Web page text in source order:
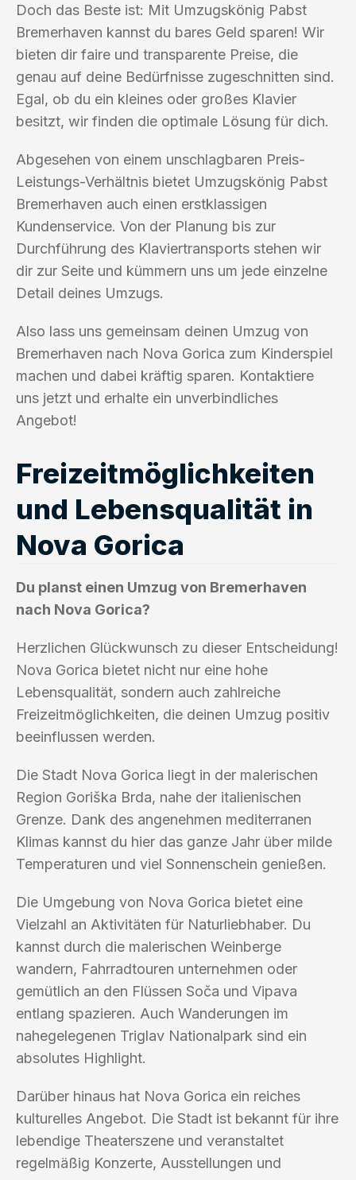
Doch das Beste ist: Mit Umzugskönig Pabst
Bremerhaven kannst du bares Geld sparen! Wir
bieten dir faire und transparente Preise, die
genau auf deine Bedürfnisse zugeschnitten sind.
Egal, ob du ein kleines oder großes Klavier
besitzt, wir finden die optimale Lösung für dich.
Abgesehen von einem unschlagbaren Preis-
Leistungs-Verhältnis bietet Umzugskönig Pabst
Bremerhaven auch einen erstklassigen
Kundenservice. Von der Planung bis zur
Durchführung des Klaviertransports stehen wir
dir zur Seite und kümmern uns um jede einzelne
Detail deines Umzugs.
Also lass uns gemeinsam deinen Umzug von
Bremerhaven nach Nova Gorica zum Kinderspiel
machen und dabei kräftig sparen. Kontaktiere
uns jetzt und erhalte ein unverbindliches
Angebot!
Freizeitmöglichkeiten
und Lebensqualität in
Nova Gorica
Du planst einen Umzug von Bremerhaven
nach Nova Gorica?
Herzlichen Glückwunsch zu dieser Entscheidung!
Nova Gorica bietet nicht nur eine hohe
Lebensqualität, sondern auch zahlreiche
Freizeitmöglichkeiten, die deinen Umzug positiv
beeinflussen werden.
Die Stadt Nova Gorica liegt in der malerischen
Region Goriška Brda, nahe der italienischen
Grenze. Dank des angenehmen mediterranen
Klimas kannst du hier das ganze Jahr über milde
Temperaturen und viel Sonnenschein genießen.
Die Umgebung von Nova Gorica bietet eine
Vielzahl an Aktivitäten für Naturliebhaber. Du
kannst durch die malerischen Weinberge
wandern, Fahrradtouren unternehmen oder
gemütlich an den Flüssen Soča und Vipava
entlang spazieren. Auch Wanderungen im
nahegelegenen Triglav Nationalpark sind ein
absolutes Highlight.
Darüber hinaus hat Nova Gorica ein reiches
kulturelles Angebot. Die Stadt ist bekannt für ihre
lebendige Theaterszene und veranstaltet
regelmäßig Konzerte, Ausstellungen und